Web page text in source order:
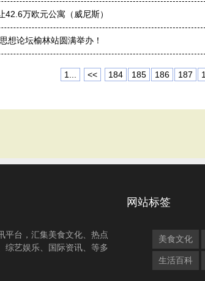
万欧元公寓（威尼斯）
想论坛榆林站圆满举办！
1... << 184 185 186 187
平台，汇集美食文化、热点
综艺娱乐、国际资讯、等多
网站标签
美食文化
生活百科